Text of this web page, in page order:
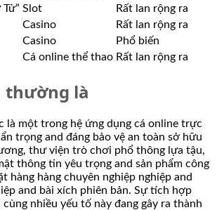
Slot
Rất lan rộng ra
Casino
Rất lan rộng ra
Casino
Phổ biến
Cá online thể thao Rất lan rộng ra
thường là
là một trong hệ ứng dụng cá online trực
trọng and đáng bảo vệ an toàn sở hữu
thư viện trò chơi phổ thông lựa tậu,
thông tin yêu trọng and sản phẩm công
hàng hàng chuyên nghiệp nghiệp and
and bài xích phiên bản. Sự tích hợp
nhiều yếu tố này đang gây ra thành